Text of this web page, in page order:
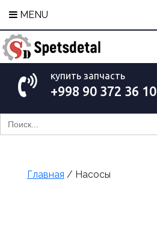
MENU
купить запчасть
+998 90 372 36 10
Search
for:
Главная / Насосы